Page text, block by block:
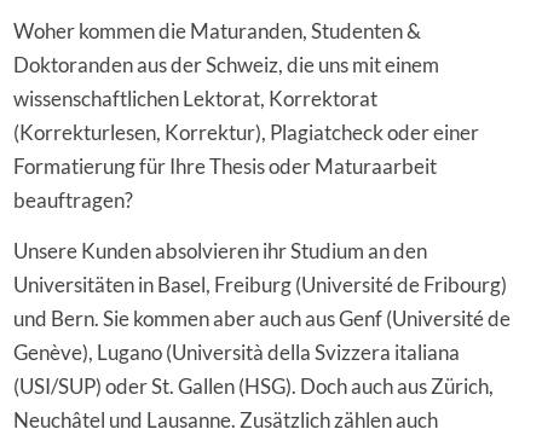
Woher kommen die Maturanden, Studenten &
Doktoranden aus der Schweiz, die uns mit einem
wissenschaftlichen Lektorat, Korrektorat
(Korrekturlesen, Korrektur), Plagiatcheck oder einer
Formatierung für Ihre Thesis oder Maturaarbeit
beauftragen?
Unsere Kunden absolvieren ihr Studium an den
Universitäten in Basel, Freiburg (Université de Fribourg)
und Bern. Sie kommen aber auch aus Genf (Université de
Genève), Lugano (Università della Svizzera italiana
(USI/SUP) oder St. Gallen (HSG). Doch auch aus Zürich,
Neuchâtel und Lausanne. Zusätzlich zählen auch